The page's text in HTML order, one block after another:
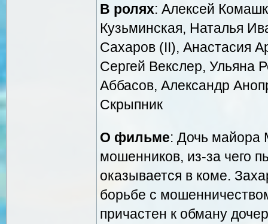
В ролях: Алексей
Кузьминская, Наталья
Сахаров (II), Анастасия
Сергей Векслер, Ульяна
Аббасов, Александр
Скрыпник
О фильме: Дочь майора
мошенников, из-за чего
оказывается в коме.
борьбе с
причастен к обману